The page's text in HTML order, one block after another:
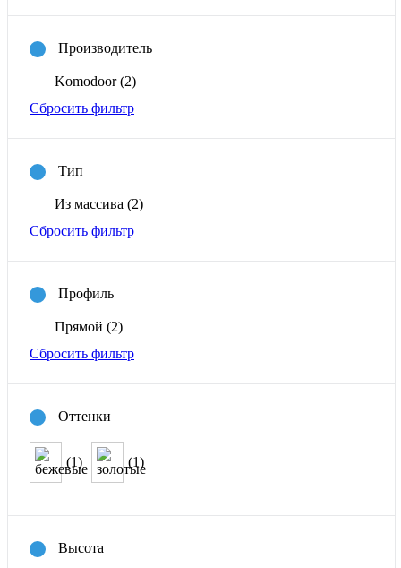
Производитель
Komodoor(2)
Сбросить фильтр
Тип
Из массива (2)
Сбросить фильтр
Профиль
Прямой (2)
Сбросить фильтр
Оттенки
(1) (1)
Высота